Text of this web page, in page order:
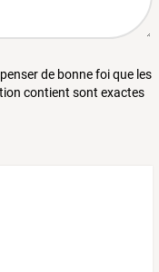
de bonne foi que les
contient sont exactes